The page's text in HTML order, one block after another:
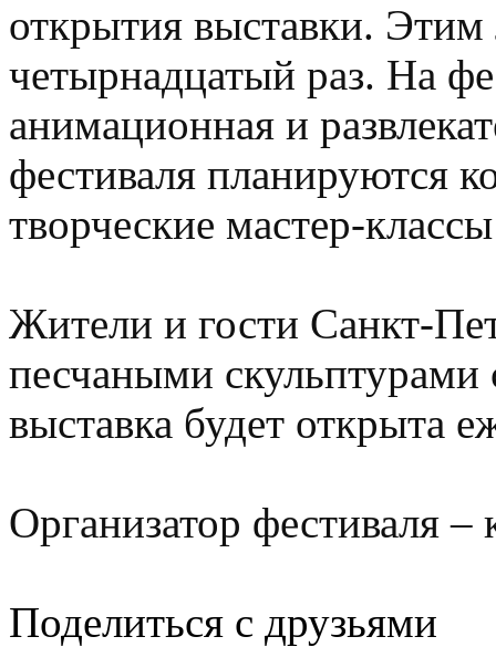
открытия выставки. Этим
четырнадцатый раз. На
анимационная и
фестиваля планируются
творческие мастер-
Жители и гости Санкт-
песчаными
выставка будет открыта
Организатор фестиваля
Поделиться с друзьями